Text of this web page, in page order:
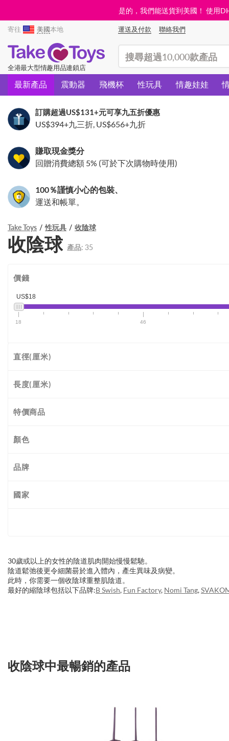
是的，我們能送貨到美國！ 使用
寄往 美國本地 運送及付款 聯絡我們
全港最大型情趣用品連鎖店
最新產品 震動器 飛機杯 性玩具 情趣娃娃
訂購超過US$131+元可享九五折優惠
US$394+九三折, US$656+九折
賺取現金獎分
回贈消費總額 5% (可於下次購物時使用)
100％謹慎小心的包裝、
運送和帳單。
Take Toys 性玩具 收陰球
收陰球 產品: 35
價錢
US$18
18 46
直徑(厘米)
長度(厘米)
特價商品
顏色
品牌
國家
30歲或以上的女性的陰道肌肉開始慢慢鬆馳。
陰道鬆弛後更令細菌昜於進入體內，產生異味及病變。
此時，你需要一個收陰球重整肌陰道。
最好的縮陰球包括以下品牌:B Swish, Fun Factory, Nomi Tang,
收陰球中最暢銷的產品